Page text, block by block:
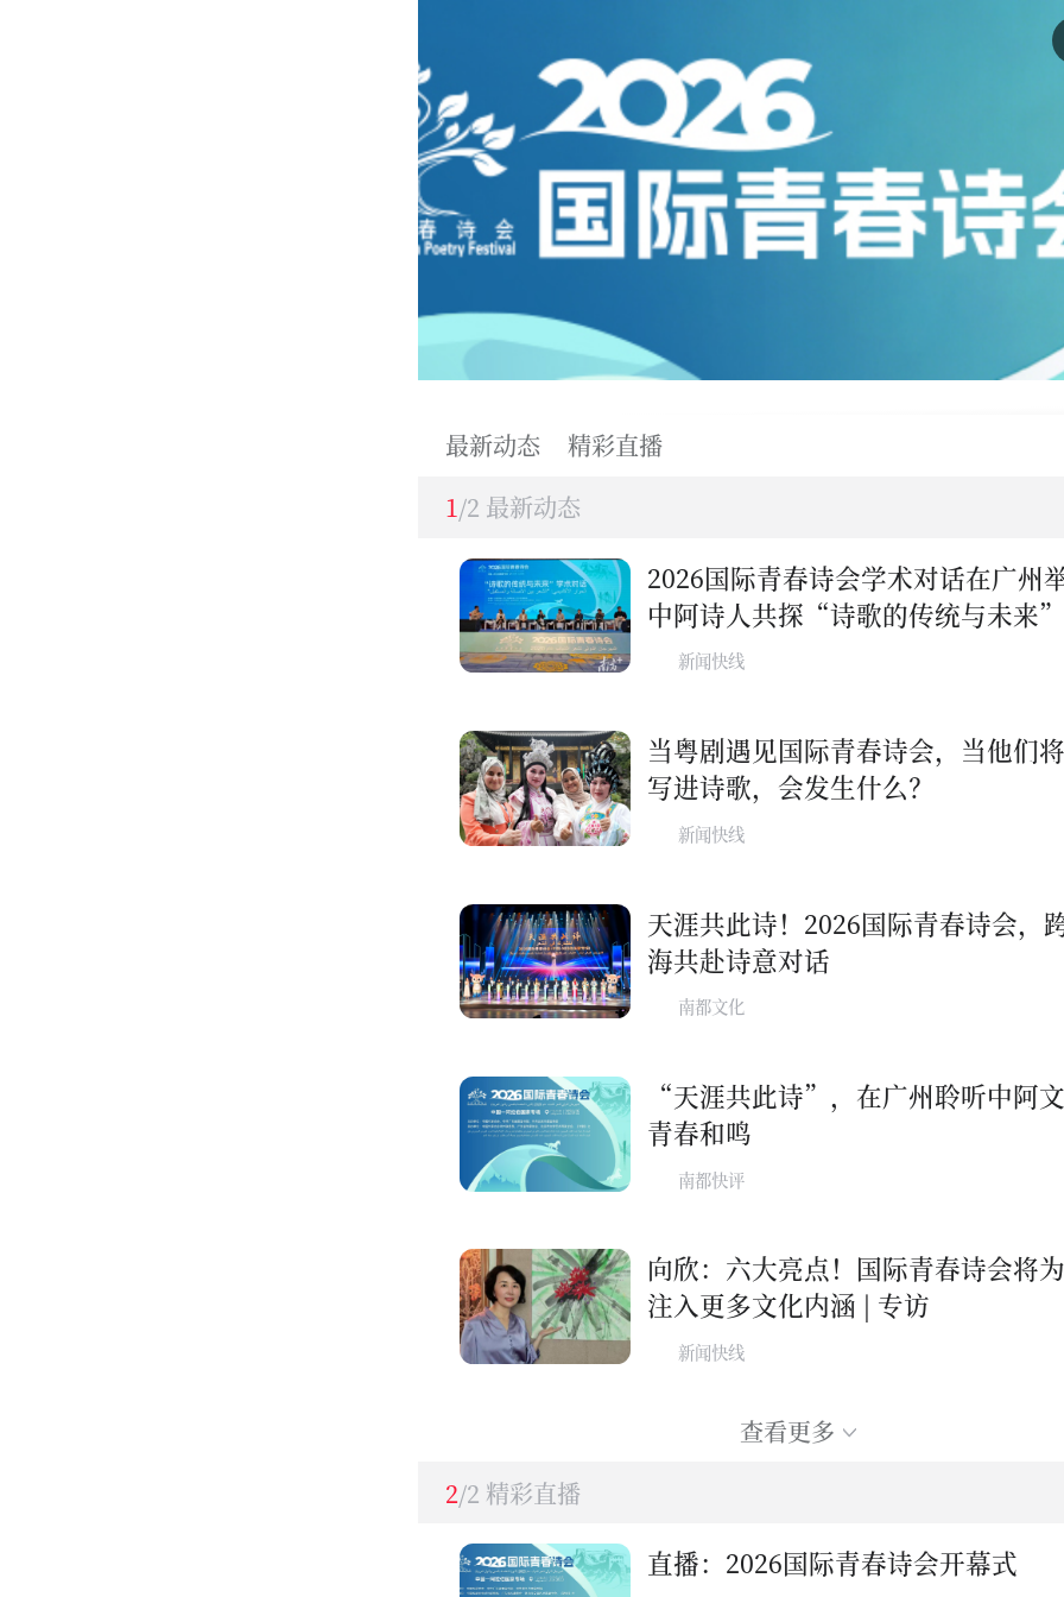
最新动态
精彩直播
1/2 最新动态
2026国际青春诗会学术对话在广州举
中阿诗人共探“诗歌的传统与未来”
新闻快线
当粤剧遇见国际青春诗会，当他们
写进诗歌，会发生什么？
新闻快线
天涯共此诗！2026国际青春诗会，
海共赴诗意对话
南都文化
“天涯共此诗”，在广州聆听中阿
青春和鸣
南都快评
向欣：六大亮点！国际青春诗会将
注入更多文化内涵 | 专访
新闻快线
查看更多
2/2 精彩直播
直播：2026国际青春诗会开幕式